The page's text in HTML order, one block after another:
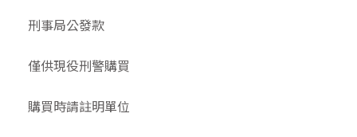
刑事局公發款
僅供現役刑警購買
購買時請註明單位